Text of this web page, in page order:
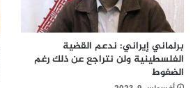
برلماني إيراني: ندعم القضية
الفلسطينية ولن نتراجع عن ذلك رغم
الضغوط